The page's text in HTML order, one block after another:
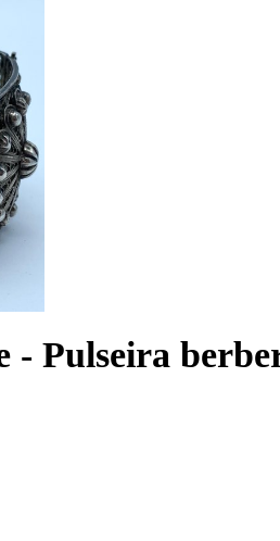
- Pulseira